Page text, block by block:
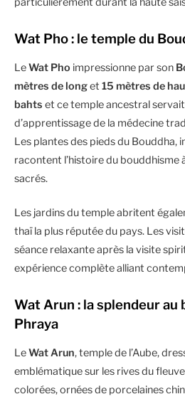
Wat Pho : le temple du
LeWat Pho impressionne par son
mètres de longet 15 mètres de
bahts et ce temple ancestral
d’apprentissage de la médecine
Les plantes des pieds du Bouddha,
racontent l’histoire du
sacrés.
Les jardins du temple abritent
thaï la plus réputée du pays. Les
séance relaxante après la visite
expérience complète alliant
Wat Arun : la splendeur au
Phraya
LeWat Arun, temple de l’Aube,
emblématique sur les rives du fleuve
colorées, ornées de porcelaines